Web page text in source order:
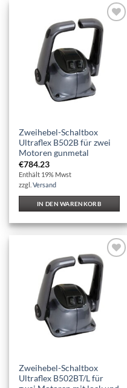
Auf die
Wunschliste
Zweihebel-Schaltbox
Ultraflex B502B für zwei
Motoren gunmetal
€784.23
Enthält 19% Mwst
zzgl.Versand
IN DEN WARENKORB
Auf die
Wunschliste
Zweihebel-Schaltbox
Ultraflex B502BT/L für